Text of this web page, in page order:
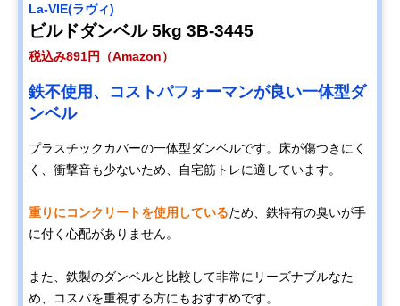
La-VIE(ラヴィ)
ビルドダンベル 5kg 3B-3445
税込み891円（Amazon）
鉄不使用、コストパフォーマンが良い一体型ダ
ンベル
プラスチックカバーの一体型ダンベルです。床が傷つきにく
く、衝撃音も少ないため、自宅筋トレに適しています。
重りにコンクリートを使用しているため、鉄特有の臭いが手
に付く心配がありません。
また、鉄製のダンベルと比較して非常にリーズナブルなた
め、コスパを重視する方にもおすすめです。